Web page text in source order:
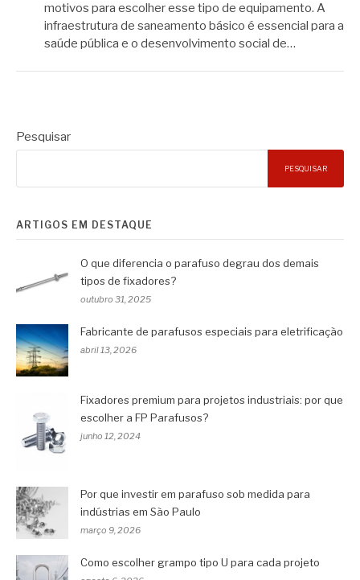
motivos para escolher esse tipo de equipamento. A
infraestrutura de saneamento básico é essencial para a
saúde pública e o desenvolvimento social de…
Pesquisar
PESQUISAR
ARTIGOS EM DESTAQUE
O que diferencia o parafuso degrau dos demais
tipos de fixadores?
outubro 31, 2025
Fabricante de parafusos especiais para eletrificação
abril 13, 2026
Fixadores premium para projetos industriais: por que
escolher a FP Parafusos?
junho 12, 2024
Por que investir em parafuso sob medida para
indústrias em São Paulo
março 9, 2026
Como escolher grampo tipo U para cada projeto